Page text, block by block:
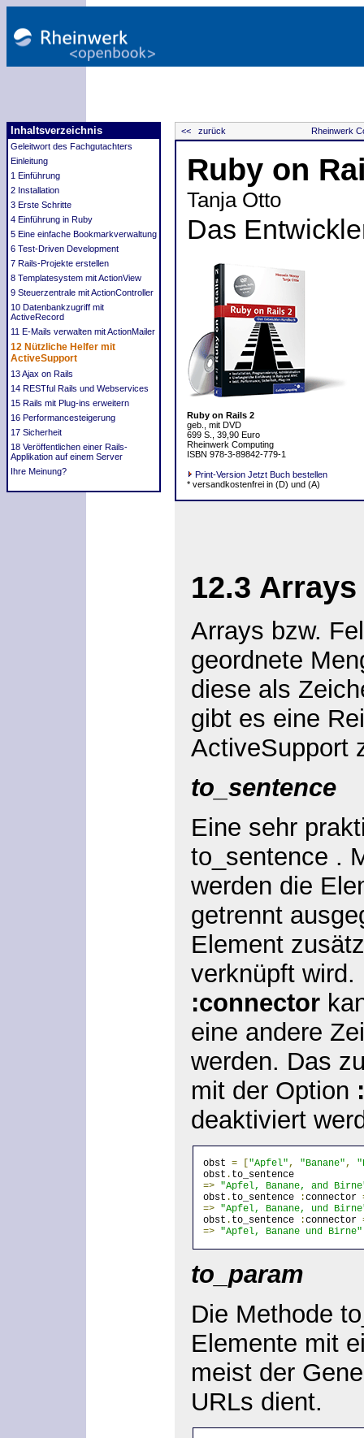
Inhaltsverzeichnis
Geleitwort des Fachgutachters
Einleitung
1 Einführung
2 Installation
3 Erste Schritte
4 Einführung in Ruby
5 Eine einfache Bookmarkverwaltung
6 Test-Driven Development
7 Rails-Projekte erstellen
8 Templatesystem mit ActionView
9 Steuerzentrale mit ActionController
10 Datenbankzugriff mit
ActiveRecord
11 E-Mails verwalten mit ActionMailer
12 Nützliche Helfer mit
ActiveSupport
13 Ajax on Rails
14 RESTful Rails und Webservices
15 Rails mit Plug-ins erweitern
16 Performancesteigerung
17 Sicherheit
18 Veröffentlichen einer Rails-
Applikation auf einem Server
Ihre Meinung?
<< zurück Rheinwerk
Ruby on
Tanja Otto
Das
Ruby on Rails 2
geb., mit DVD
699 S., 39,90 Euro
Rheinwerk Computing
ISBN 978-3-89842-779-1
Print-Version Jetzt Buch bestellen
* versandkostenfrei in (D) und (A)
12.3
Arrays bzw.
geordnete
diese als
gibt es eine
ActiveSupport
to_sentence
Eine sehr
to_sentence .
werden die
getrennt
Element
verknüpft wird.
:connector
eine andere
werden. Das
mit der Option
deaktiviert
obst = ["Apfel" , "Banane" ,
obst . to_sentence
=>
"Apfel, Banane, and
obst . to_sentence :connector
=>
"Apfel, Banane, und
obst . to_sentence :connector
=>
"Apfel, Banane und Birne"
to_param
Die Methode
Elemente mit
meist der
URLs dient.